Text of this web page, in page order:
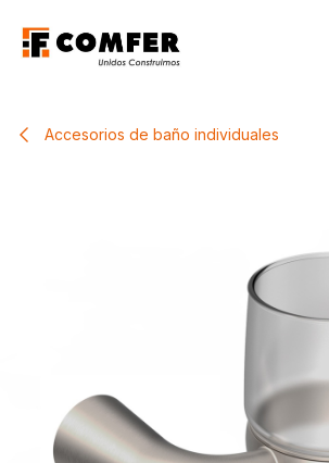
Accesorios de baño individuales